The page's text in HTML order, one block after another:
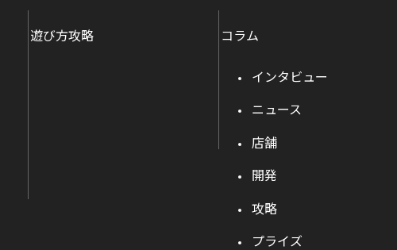
遊び方攻略 コラム
インタビュー
ニュース
店舗
開発
攻略
プライズ